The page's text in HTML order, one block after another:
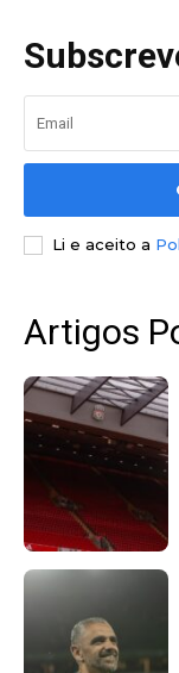
Li e aceito a
Artigos